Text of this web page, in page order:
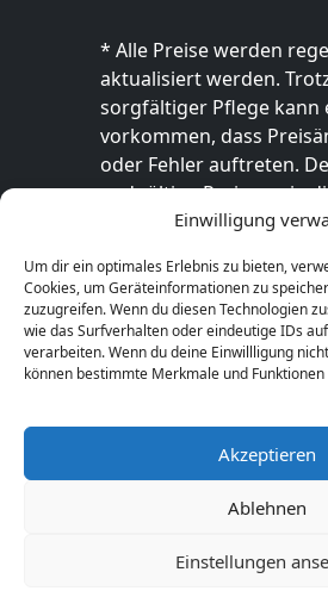
Einwilligung
Um dir ein optimales Erlebnis zu bieten,
Cookies, um Geräteinformationen zu
zuzugreifen. Wenn du diesen Technologien
wie das Surfverhalten oder eindeutige IDs
verarbeiten. Wenn du deine Einwillligung
können bestimmte Merkmale und
Akzeptieren
Ablehnen
Einstellungen
* Alle Preise werden
aktualisiert werden.
sorgfältiger Pflege kann
vorkommen, dass
oder Fehler auftreten.
endgültige Preis sowie
Verfügbarkeit des
Shop des Anbieters
überprüfe den Preis vor
direkt beim Händler.
© 2026 Geschenkideen-
vorbehalten.